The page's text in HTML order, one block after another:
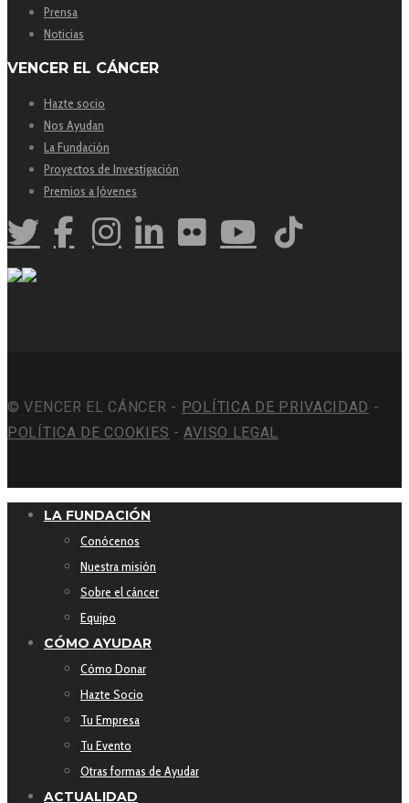
Prensa
Noticias
VENCER EL CÁNCER
Hazte socio
Nos Ayudan
La Fundación
Proyectos de Investigación
Premios a Jóvenes
© VENCER EL CÁNCER - POLÍTICA DE PRIVACIDAD -
POLÍTICA DE COOKIES -AVISO LEGAL
LA FUNDACIÓN
Conócenos
Nuestra misión
Sobre el cáncer
Equipo
CÓMO AYUDAR
Cómo Donar
Hazte Socio
Tu Empresa
Tu Evento
Otras formas de Ayudar
ACTUALIDAD